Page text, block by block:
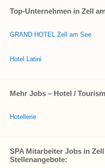
Top-Unternehmen in Zell
GRAND HOTEL Zell am See
Hotel Latini
Mehr Jobs – Hotel /
Hotellerie
SPA Mitarbeiter Jobs in
Stellenangebote: